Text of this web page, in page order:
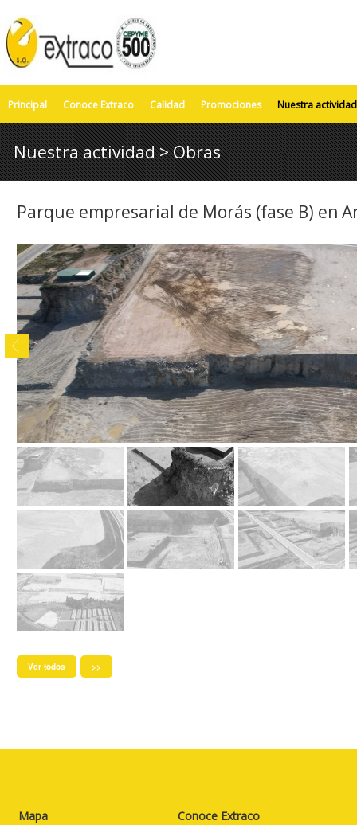
Principal Conoce Extraco Calidad Promociones Nuestra actividad
Nuestra actividad > Obras
Parque empresarial de Morás (fase B) en
Ver todos >>
Mapa Conoce Extraco